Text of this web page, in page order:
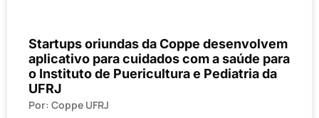
Startups oriundas da Coppe desenvolvem
aplicativo para cuidados com a saúde para
o Instituto de Puericultura e Pediatria da
UFRJ
Por: Coppe UFRJ